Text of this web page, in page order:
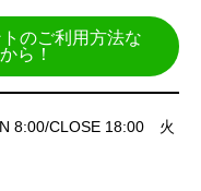
のご利用方法な
ら！
8:00/CLOSE 18:00 火